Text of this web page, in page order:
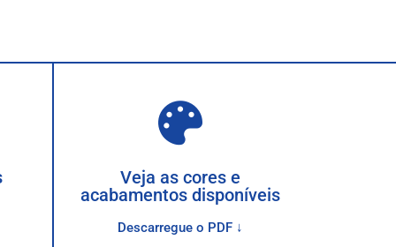
Veja as cores e
acabamentos disponíveis
Descarregue o PDF ↓